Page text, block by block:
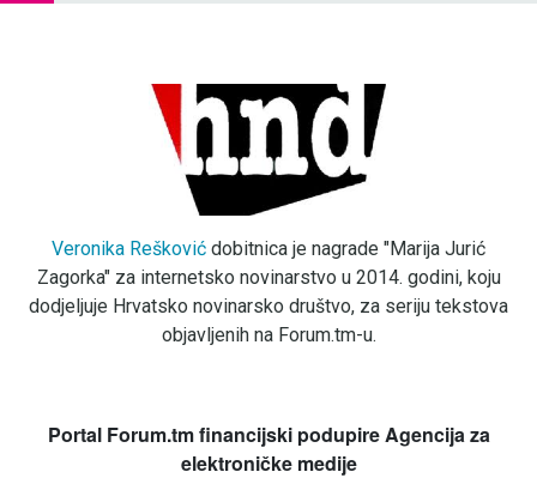
Veronika Rešković dobitnica je nagrade "Marija Jurić
Zagorka" za internetsko novinarstvo u 2014. godini, koju
dodjeljuje Hrvatsko novinarsko društvo, za seriju tekstova
objavljenih na Forum.tm-u.
Portal Forum.tm financijski podupire Agencija za
elektroničke medije